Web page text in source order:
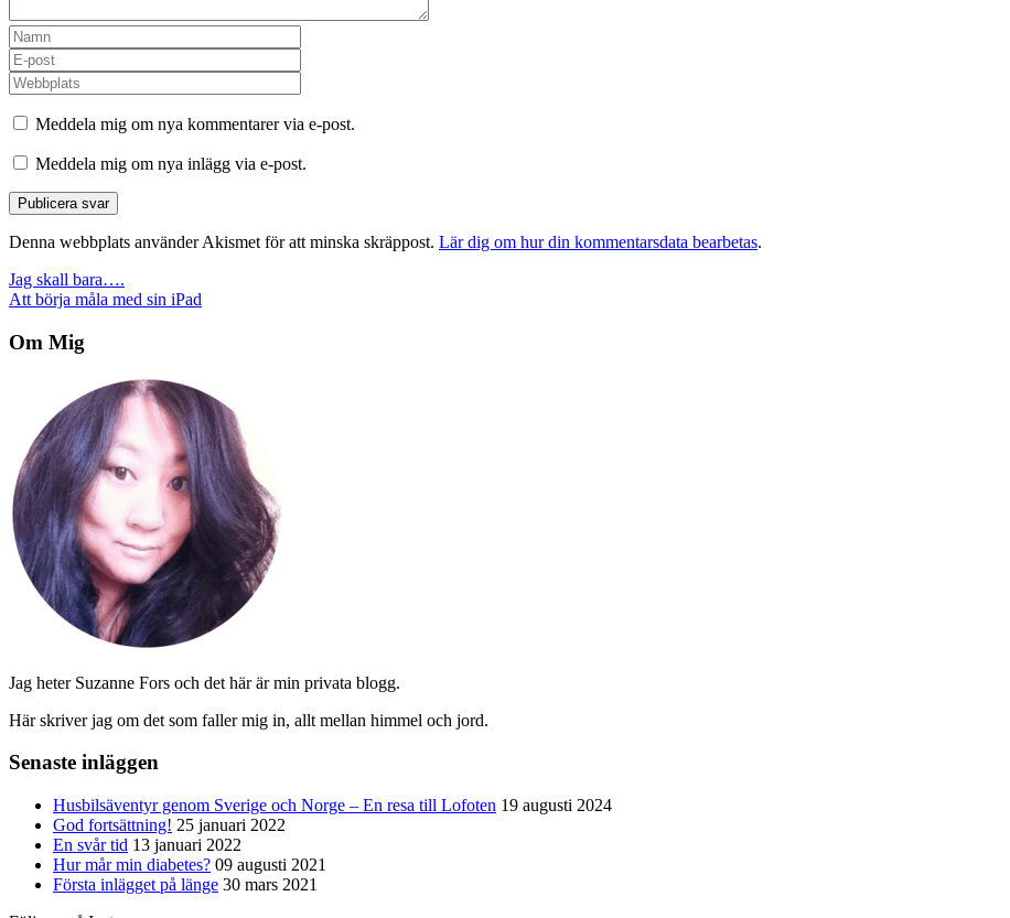
Meddela mig om nya kommentarer via e-post.
Meddela mig om nya inlägg via e-post.
Denna webbplats använder Akismet för att minska skräppost. Lär dig om hur din kommentarsdata bearbetas.
Inläggsnavigering
Jag skall bara….
Att börja måla med sin iPad
Om Mig
Jag heter Suzanne Fors och det här är min privata blogg.
Här skriver jag om det som faller mig in, allt mellan himmel och jord.
Senaste inläggen
Husbilsäventyr genom Sverige och Norge – En resa till Lofoten 19 augusti 2024
God fortsättning! 25 januari 2022
En svår tid 13 januari 2022
Hur mår min diabetes? 09 augusti 2021
Första inlägget på länge 30 mars 2021